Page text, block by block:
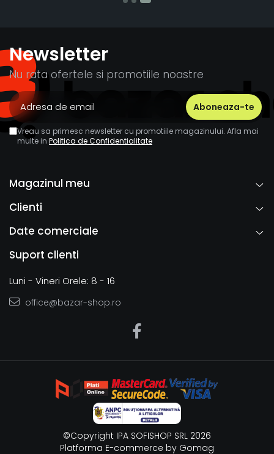
Newsletter
Nu rata ofertele si promotiile noastre
Vreau sa primesc newsletter cu promotiile magazinului. Afla mai
multe in Politica de Confidentialitate
Magazinul meu
Clienti
Date comerciale
Suport clienti
Luni - Vineri Orele: 8 - 16
office@bazar-shop.ro
©Copyright IPA SOFISHOP SRL 2026
Platforma E-commerce by Gomag